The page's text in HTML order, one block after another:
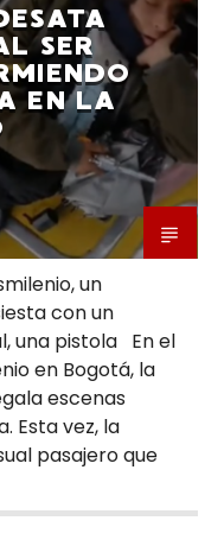
SER
EN LA
un
con un
una pistola En el
en Bogotá, la
escenas
Esta vez, la
pasajero que